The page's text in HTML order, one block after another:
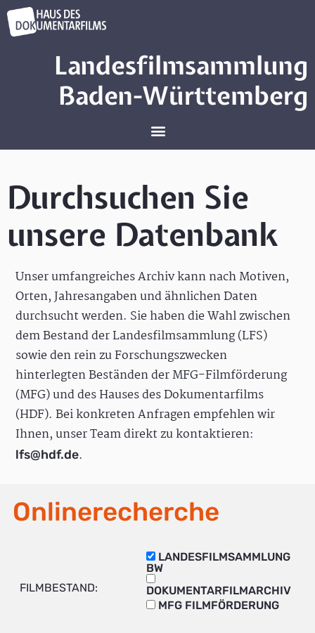
Landesfilmsammlung
Baden-Württemberg
Durchsuchen Sie
unsere Datenbank
Unser umfangreiches Archiv kann nach Motiven,
Orten, Jahresangaben und ähnlichen Daten
durchsucht werden. Sie haben die Wahl zwischen
dem Bestand der Landesfilmsammlung (LFS)
sowie den rein zu Forschungszwecken
hinterlegten Beständen der MFG-Filmförderung
(MFG) und des Hauses des Dokumentarfilms
(HDF). Bei konkreten Anfragen empfehlen wir
Ihnen, unser Team direkt zu kontaktieren:
lfs@hdf.de.
Onlinerecherche
FILMBESTAND:
LANDESFILMSAMMLUNG
BW
DOKUMENTARFILMARCHIV
MFG FILMFÖRDERUNG